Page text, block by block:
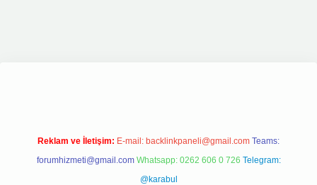
Reklam ve İletişim: E-mail: backlinkpaneli@gmail.com Teams:
forumhizmeti@gmail.com Whatsapp: 0262 606 0 726 Telegram:
@karabul